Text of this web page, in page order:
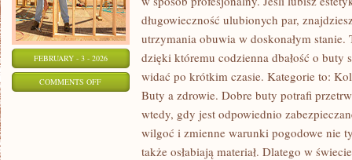
FEBRUARY - 3 - 2026
COMMENTS OFFON
NAJDZIWNIEJSZE
długowieczność ulubionych par,
utrzymania obuwia w doskonałym stanie.
dzięki któremu codzienna dbałość o buty
widać po krótkim czasie. Kategorie to:
Buty a zdrowie. Dobre buty potrafi
wtedy, gdy jest odpowiednio
wilgoć i zmienne warunki pogodowe nie
także osłabiają materiał. Dlatego w